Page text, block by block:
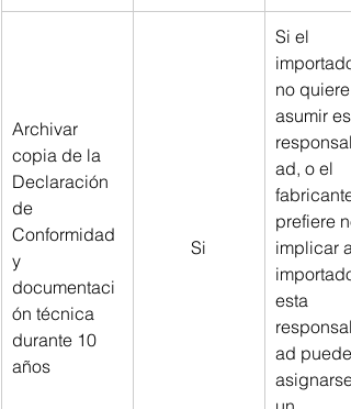
Archivar
copia de la
Declaración
de
Conformidad
y
documentaci
ón técnica
durante 10
años
Si
Si el
no quiere
asumir
ad, o el
fabricante
prefiere
implicar al
esta
ad puede
asignarse